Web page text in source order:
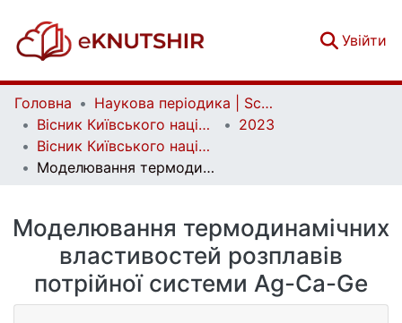
Увійти
Головна
Наукова періодика | Scientific periodicals
Вісник Київського національного університету імені Тараса Шевченка. Хімія | Bulletin of Taras Shevchenko National University of Kyiv. Chemistry
2023
Вісник Київського національного університету імені Тараса Шевченка. Хімія. Вип. 1(58)
Моделювання термодинамічних властивостей розплавів потрійної системи Ag-Ca-Ge
Моделювання термодинамічних
властивостей розплавів
потрійної системи Ag-Ca-Ge